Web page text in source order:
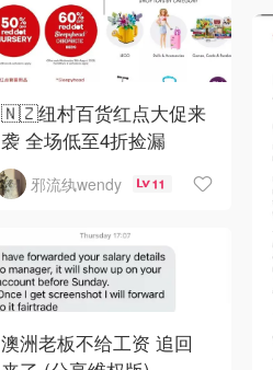
🇳🇿纽村百货红点大促来
袭 全场低至4折捡漏
邪流纨wendy 11
澳洲老板不给工资 追回